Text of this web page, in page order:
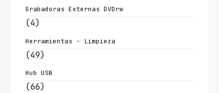
Grabadoras Externas DVDrw
(4)
Herramientas - Limpieza
(49)
Hub USB
(66)